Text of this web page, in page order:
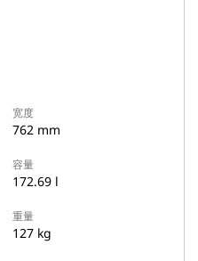
宽度
762 mm
容量
172.69 l
重量
127 kg